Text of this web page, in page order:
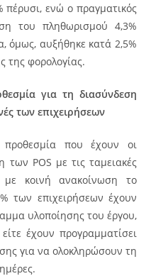
πέρυσι, ενώ ο πραγματικός
του πληθωρισμού 4,3%
όμως, αυξήθηκε κατά 2,5%
της φορολογίας.
για τη διασύνδεση
των επιχειρήσεων
που έχουν οι
των POS με τις ταμειακές
με κοινή ανακοίνωση το
των επιχειρήσεων έχουν
υλοποίησης του έργου,
έχουν προγραμματίσει
για να ολοκληρώσουν τη